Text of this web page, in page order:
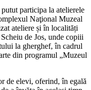
participa la atelierele
Naţional Muzeal
ateliere și în localități
de Jos, unde copiii
la gherghef, în cadrul
din programul „Muzeul
de elevi, oferind, în egală